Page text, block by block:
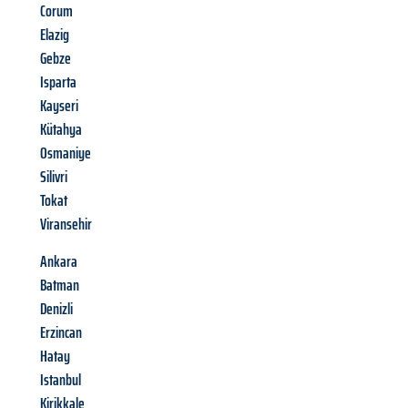
Corum
Elazig
Gebze
Isparta
Kayseri
Kütahya
Osmaniye
Silivri
Tokat
Viransehir
Ankara
Batman
Denizli
Erzincan
Hatay
Istanbul